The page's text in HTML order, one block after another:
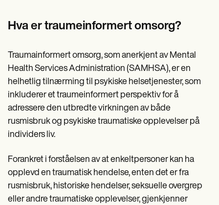
Demos
Training Hub
Become a Partner
Pricing
Why Carepatron?
Get started
Hva er traumeinformert omsorg?
Traumainformert omsorg, som anerkjent av Mental
Health Services Administration (SAMHSA), er en
helhetlig tilnærming til psykiske helsetjenester, som
inkluderer et traumeinformert perspektiv for å
adressere den utbredte virkningen av både
rusmisbruk og psykiske traumatiske opplevelser på
individers liv.
Forankret i forståelsen av at enkeltpersoner kan ha
opplevd en traumatisk hendelse, enten det er fra
rusmisbruk, historiske hendelser, seksuelle overgrep
eller andre traumatiske opplevelser, gjenkjenner